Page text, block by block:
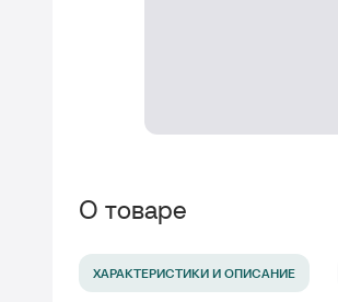
О товаре
ХАРАКТЕРИСТИКИ И ОПИСАНИЕ